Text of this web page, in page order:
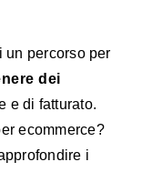
un percorso per
dei
e di fatturato.
ecommerce?
i